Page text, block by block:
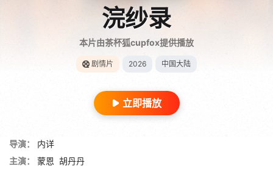
浣纱录
本片由茶杯狐cupfox提供播放
剧情片 2026 中国大陆
立即播放
导演：
内详
主演：
蒙恩 胡丹丹